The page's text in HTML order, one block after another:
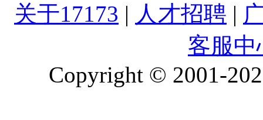
关于17173 | 人才招聘 |
客服中
Copyright © 2001-